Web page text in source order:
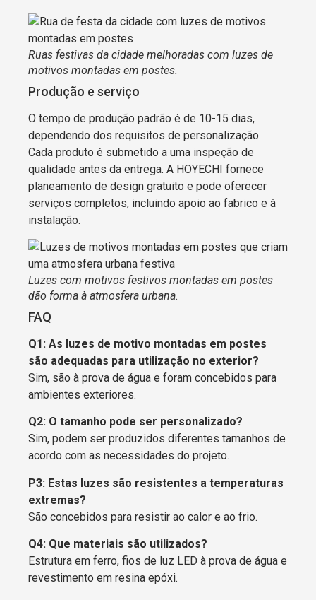
Ruas festivas da cidade melhoradas com luzes de
motivos montadas em postes.
Produção e serviço
O tempo de produção padrão é de 10-15 dias,
dependendo dos requisitos de personalização.
Cada produto é submetido a uma inspeção de
qualidade antes da entrega. A HOYECHI fornece
planeamento de design gratuito e pode oferecer
serviços completos, incluindo apoio ao fabrico e à
instalação.
Luzes com motivos festivos montadas em postes
dão forma à atmosfera urbana.
FAQ
Q1: As luzes de motivo montadas em postes
são adequadas para utilização no exterior?
Sim, são à prova de água e foram concebidos para
ambientes exteriores.
Q2: O tamanho pode ser personalizado?
Sim, podem ser produzidos diferentes tamanhos de
acordo com as necessidades do projeto.
P3: Estas luzes são resistentes a temperaturas
extremas?
São concebidos para resistir ao calor e ao frio.
Q4: Que materiais são utilizados?
Estrutura em ferro, fios de luz LED à prova de água e
revestimento em resina epóxi.